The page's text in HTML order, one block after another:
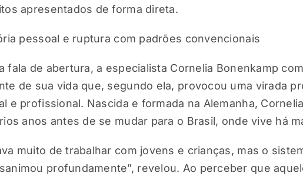
apresentados de forma direta.
pessoal e ruptura com padrões convencionais
fala de abertura, a especialista Cornelia Bonenkamp
de sua vida que, segundo ela, provocou uma virada
e profissional. Nascida e formada na Alemanha,
anos antes de se mudar para o Brasil, onde vive há
muito de trabalhar com jovens e crianças, mas o
profundamente”, revelou. Ao perceber que